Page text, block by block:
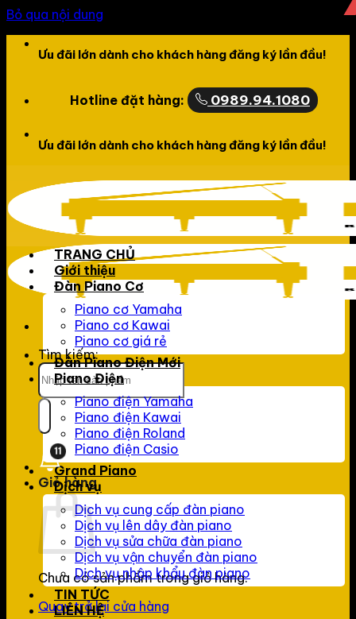
Bỏ qua nội dung
Chào mừng bạn đến với website của LCPiano
Ưu đãi lớn dành cho khách hàng đăng ký lần đầu!
Hotline đặt hàng: 0989.94.1080
Chào mừng bạn đến với website của LCPiano
Ưu đãi lớn dành cho khách hàng đăng ký lần đầu!
Tìm kiếm:
11
Giỏ hàng
Chưa có sản phẩm trong giỏ hàng.
Quay trở lại cửa hàng
TRANG CHỦ
Giới thiệu
Đàn Piano Cơ
Piano cơ Yamaha
Piano cơ Kawai
Piano cơ giá rẻ
Đàn Piano Điện Mới
Piano Điện
Piano điện Yamaha
Piano điện Kawai
Piano điện Roland
Piano điện Casio
Grand Piano
Dịch vụ
Dịch vụ cung cấp đàn piano
Dịch vụ lên dây đàn piano
Dịch vụ sửa chữa đàn piano
Dịch vụ vận chuyển đàn piano
Dịch vụ nhập khẩu đàn piano
TIN TỨC
LIÊN HỆ